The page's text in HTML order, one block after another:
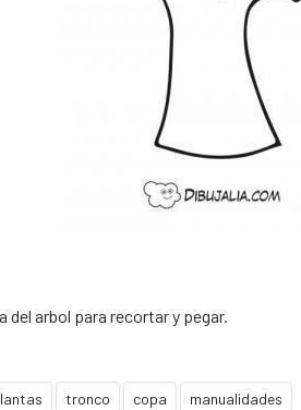
arbol para recortar y pegar.
tronco copa manualidades